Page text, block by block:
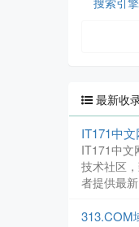
最新收
IT171中文
IT171中文
技术社区
者提供最
努力打造
313.COM